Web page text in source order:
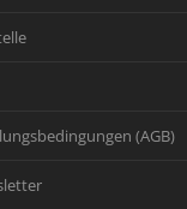
(AGB)